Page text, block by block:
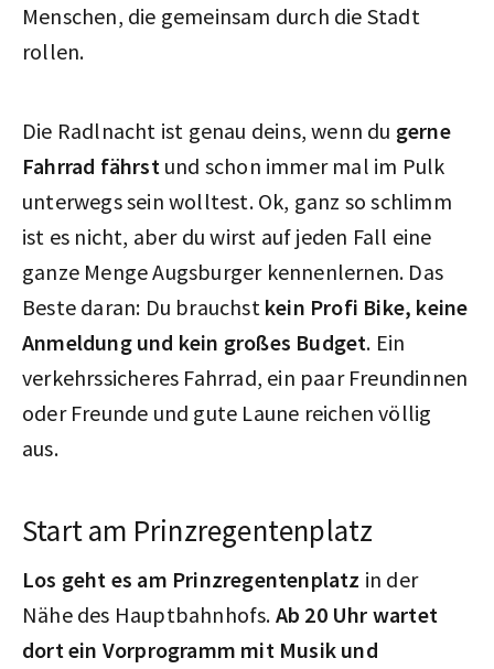
Menschen, die gemeinsam durch die Stadt
rollen.
Die Radlnacht ist genau deins, wenn du gerne
Fahrrad fährst und schon immer mal im Pulk
unterwegs sein wolltest. Ok, ganz so schlimm
ist es nicht, aber du wirst auf jeden Fall eine
ganze Menge Augsburger kennenlernen. Das
Beste daran: Du brauchst kein Profi Bike, keine
Anmeldung und kein großes Budget. Ein
verkehrssicheres Fahrrad, ein paar Freundinnen
oder Freunde und gute Laune reichen völlig
aus.
Start am Prinzregentenplatz
Los geht es am Prinzregentenplatz in der
Nähe des Hauptbahnhofs. Ab 20 Uhr wartet
dort ein Vorprogramm mit Musik und